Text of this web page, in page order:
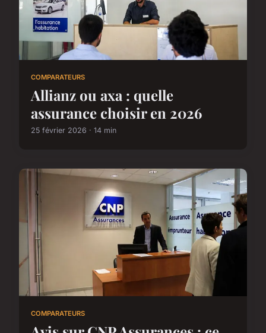
COMPARATEURS
Allianz ou axa : quelle
assurance choisir en 2026
25 février 2026 · 14 min
COMPARATEURS